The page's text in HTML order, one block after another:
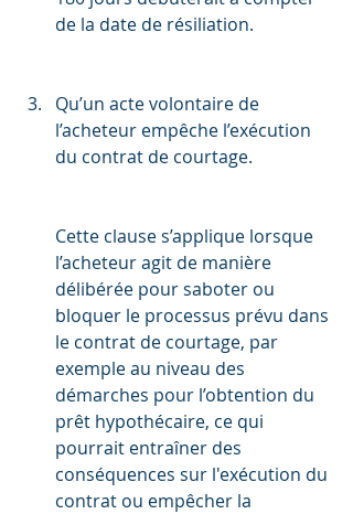
de la date de résiliation.
Qu’un acte volontaire de
l’acheteur empêche l’exécution
du contrat de courtage.
Cette clause s’applique lorsque
l’acheteur agit de manière
délibérée pour saboter ou
bloquer le processus prévu dans
le contrat de courtage, par
exemple au niveau des
démarches pour l’obtention du
prêt hypothécaire, ce qui
pourrait entraîner des
conséquences sur l'exécution du
contrat ou empêcher la